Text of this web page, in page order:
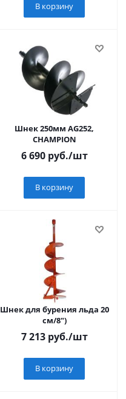
В корзину
Шнек 250мм AG252,
CHAMPION
6 690руб./шт
В корзину
Шнек для бурения льда 20
см/8")
7 213руб./шт
В корзину